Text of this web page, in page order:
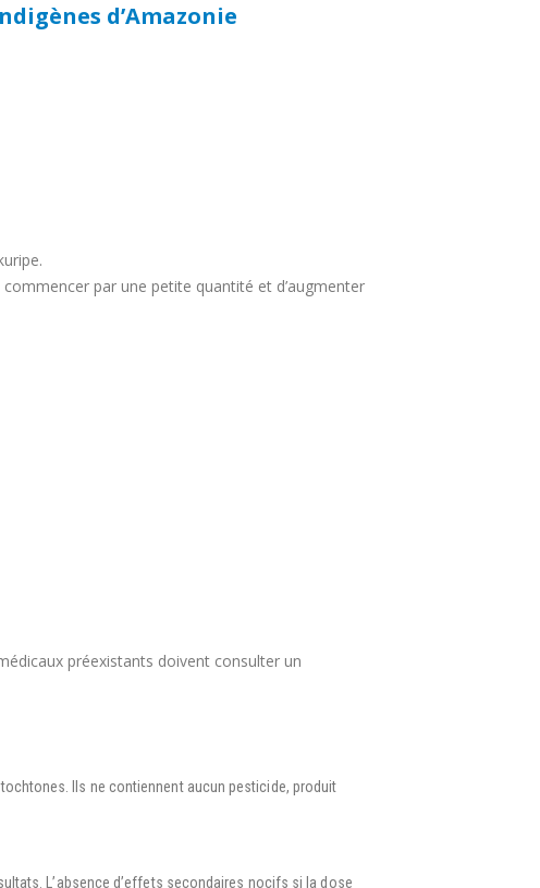
d’Amazonie
par une petite quantité et d’augmenter
préexistants doivent consulter un
Ils ne contiennent aucun pesticide, produit
L’absence d’effets secondaires nocifs si la dose